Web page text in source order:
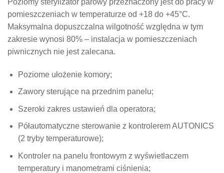
pomieszczeniach w temperaturze od +18 do +45°C.
Maksymalna dopuszczalna wilgotność względna w tym
zakresie wynosi 80% – instalacja w pomieszczeniach
piwnicznych nie jest zalecana.
Poziome ułożenie komory;
Zawory sterujące na przednim panelu;
Szeroki zakres ustawień dla operatora;
Półautomatyczne sterowanie z kontrolerem AUTONICS
(2 tryby temperaturowe);
Kontroler na panelu frontowym z wyświetlaczem
temperatury i manometrami ciśnienia;